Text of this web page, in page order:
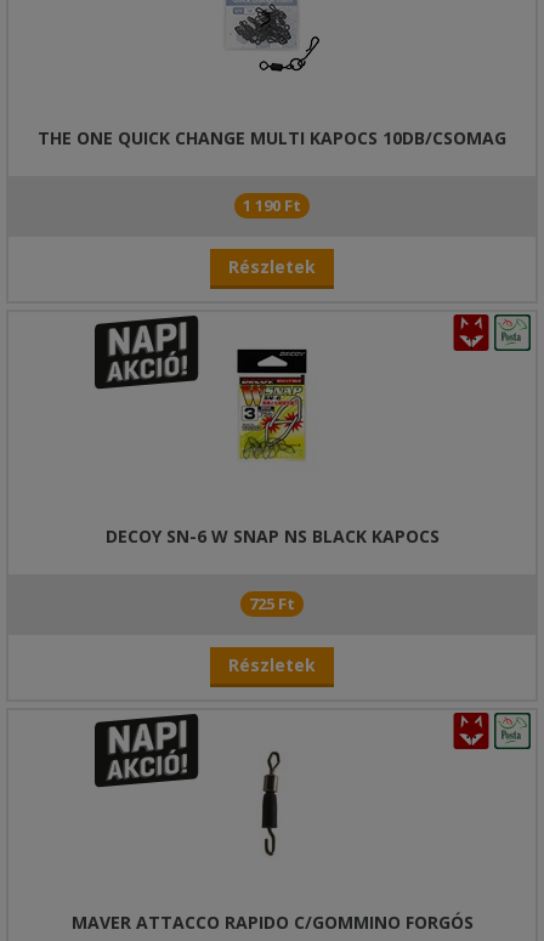
THE ONE QUICK CHANGE MULTI KAPOCS 10DB/CSOMAG
1 190 Ft
Részletek
DECOY SN-6 W SNAP NS BLACK KAPOCS
725 Ft
Részletek
MAVER ATTACCO RAPIDO C/GOMMINO FORGÓS